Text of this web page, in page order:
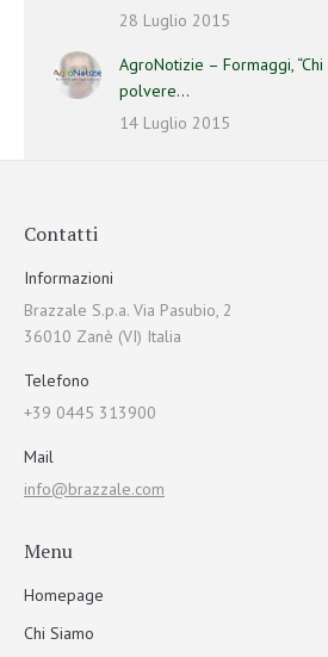
28 Luglio 2015
AgroNotizie – Formaggi,
polvere…
14 Luglio 2015
Contatti
Informazioni
Brazzale S.p.a. Via Pasubio, 2
36010 Zanè (VI) Italia
Telefono
+39 0445 313900
Mail
info@brazzale.com
Menu
Homepage
Chi Siamo